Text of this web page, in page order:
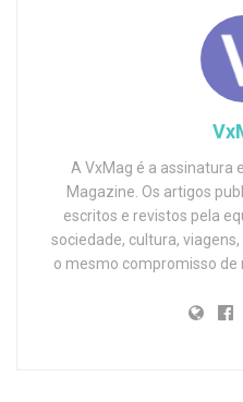
A VxMag é a assinatura
Magazine. Os artigos
escritos e revistos pela
sociedade, cultura,
o mesmo compromisso de